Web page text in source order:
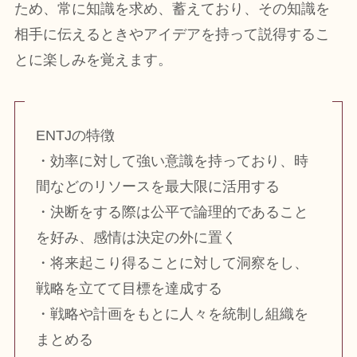
ため、常に知識を求め、蓄えており、その知識を
相手に伝えるときやアイデアを持って説得するこ
とに楽しみを覚えます。
ENTJの特徴
・効率に対して強い意識を持っており、時
間などのリソースを最大限に活用する
・決断をする際は公平で論理的であること
を好み、感情は決定の外に置く
・将来起こり得ることに対して洞察をし、
戦略を立てて目標を達成する
・戦略や計画をもとに人々を統制し組織を
まとめる